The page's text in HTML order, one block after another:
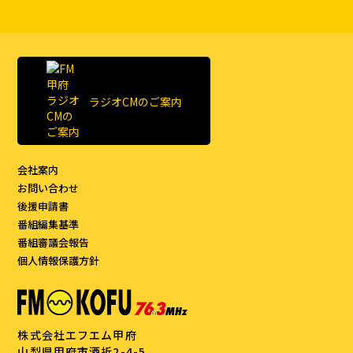
ラジオCMのご案内
会社案内
お問い合わせ
後援申請書
番組編集基準
番組審議会報告
個人情報保護方針
株式会社エフエム甲府